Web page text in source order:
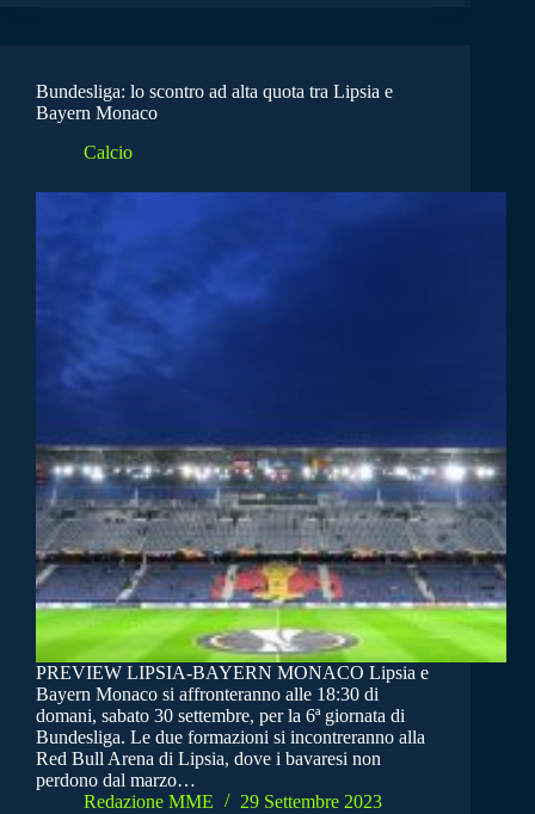
Bundesliga: lo scontro ad alta quota tra Lipsia e
Bayern Monaco
Calcio
PREVIEW LIPSIA-BAYERN MONACO Lipsia e
Bayern Monaco si affronteranno alle 18:30 di
domani, sabato 30 settembre, per la 6ª giornata di
Bundesliga. Le due formazioni si incontreranno alla
Red Bull Arena di Lipsia, dove i bavaresi non
perdono dal marzo…
Redazione MME
29 Settembre 2023